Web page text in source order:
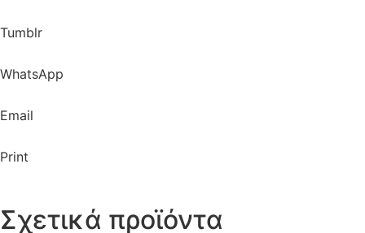
Tumblr
WhatsApp
Email
Print
Σχετικά προϊόντα